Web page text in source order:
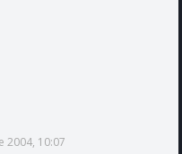
2004, 10:07